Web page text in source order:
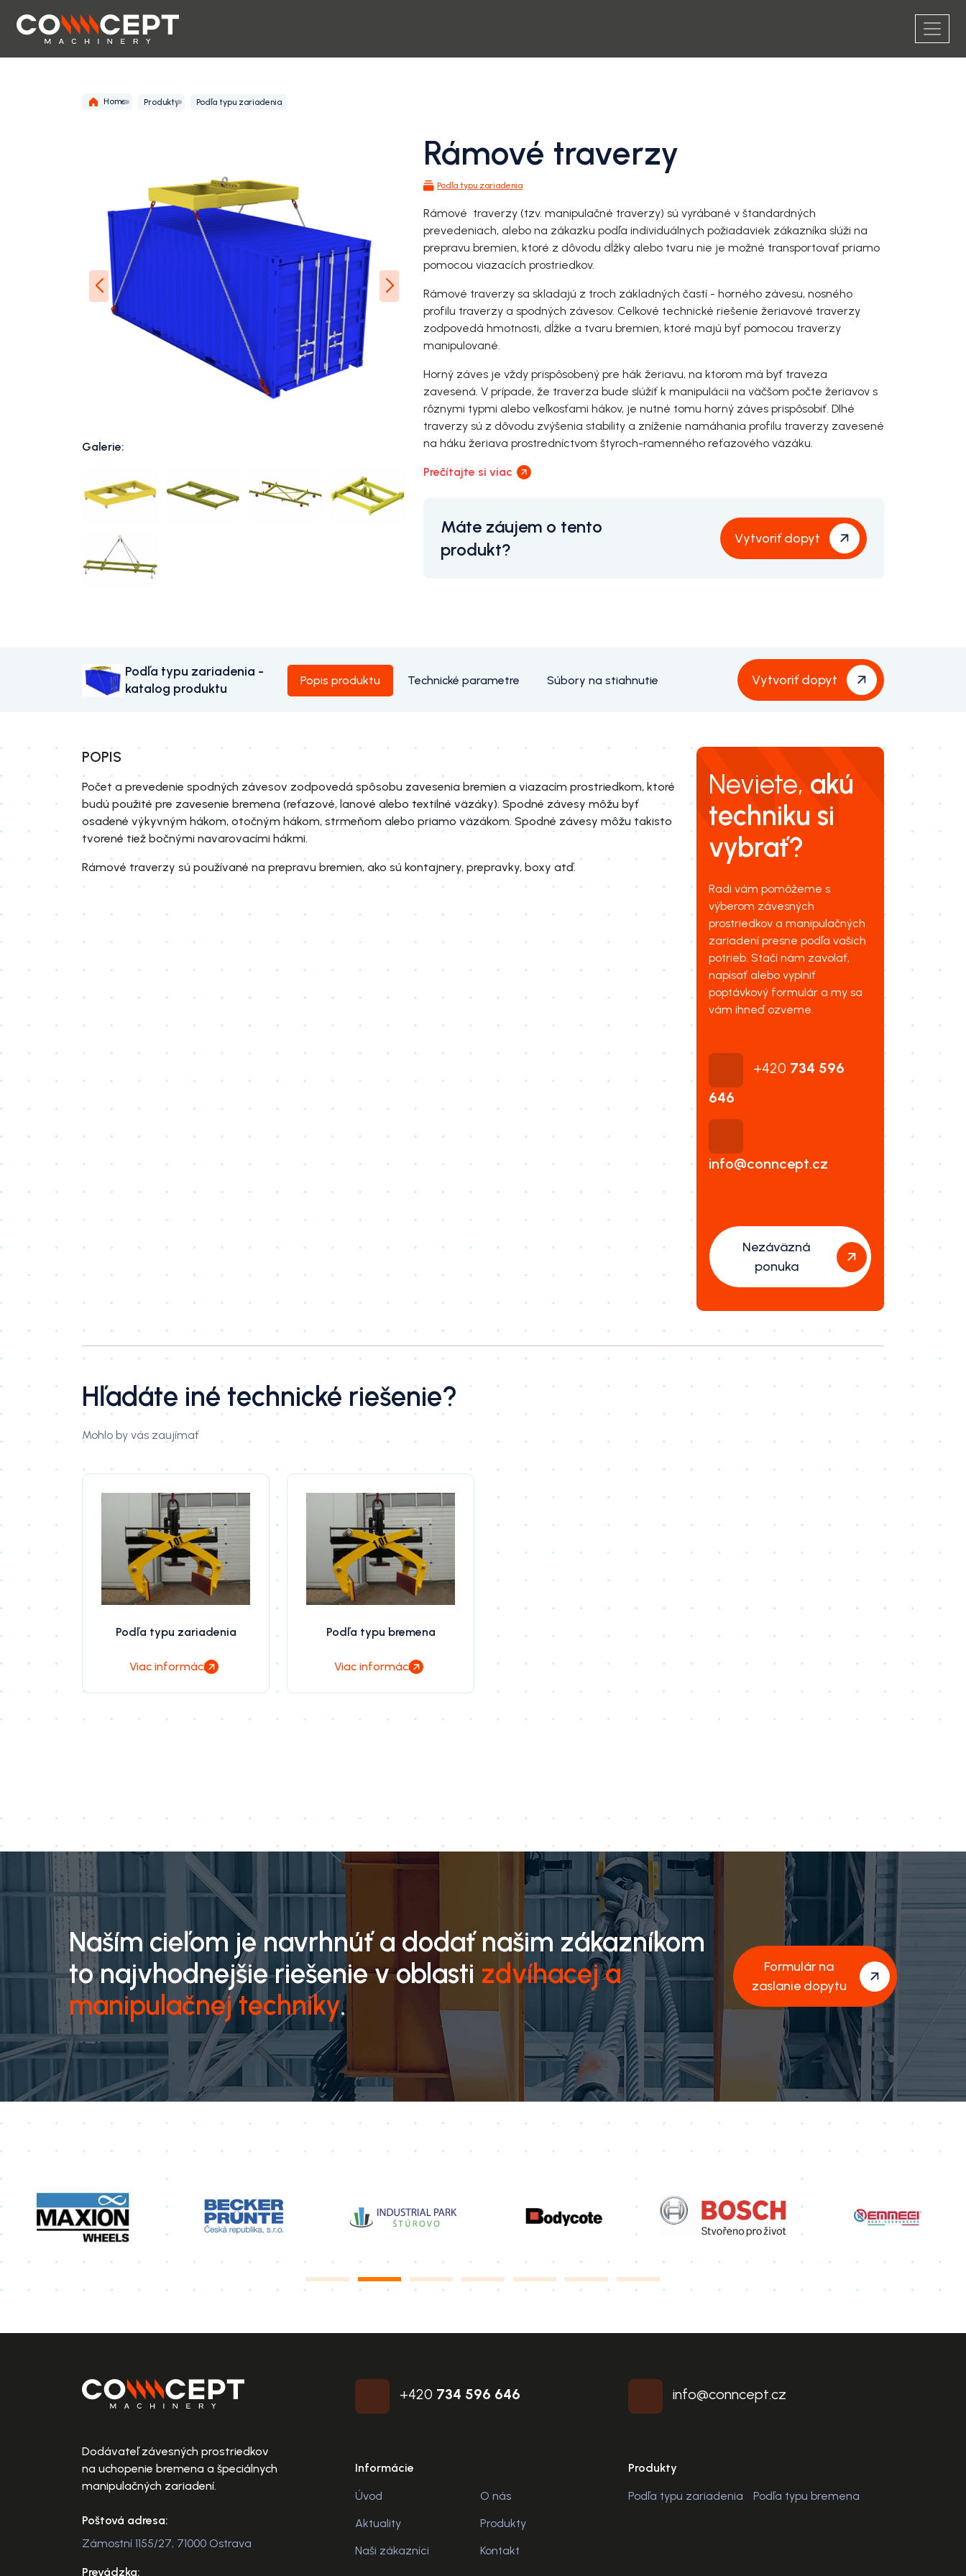
Home Produkty Podľa typu zariadenia
Galerie:
Rámové traverzy
Podľa typu zariadenia
Rámové traverzy (tzv. manipulačné traverzy) sú vyrábané v štandardných
prevedeniach, alebo na zákazku podľa individuálnych požiadaviek zákazníka slúži na
prepravu bremien, ktoré z dôvodu dĺžky alebo tvaru nie je možné transportovať priamo
pomocou viazacích prostriedkov.
Rámové traverzy sa skladajú z troch základných častí - horného závesu, nosného
profilu traverzy a spodných závesov. Celkové technické riešenie žeriavové traverzy
zodpovedá hmotnosti, dĺžke a tvaru bremien, ktoré majú byť pomocou traverzy
manipulované.
Horný záves je vždy prispôsobený pre hák žeriavu, na ktorom má byť traveza
zavesená. V prípade, že traverza bude slúžiť k manipulácii na väčšom počte žeriavov s
rôznymi typmi alebo veľkosťami hákov, je nutné tomu horný záves prispôsobiť. Dlhé
traverzy sú z dôvodu zvýšenia stability a zníženie namáhania profilu traverzy zavesené
na háku žeriava prostredníctvom štyroch-ramenného reťazového väzáku.
Prečítajte si viac
Máte záujem o tento
produkt?
Vytvoriť dopyt
Podľa typu zariadenia -
katalog produktu
Popis produktu Technické parametre Súbory na stiahnutie Vytvoriť dopyt
POPIS
Počet a prevedenie spodných závesov zodpovedá spôsobu zavesenia bremien a viazacím prostriedkom, ktoré
budú použité pre zavesenie bremena (reťazové, lanové alebo textilné väzáky). Spodné závesy môžu byť
osadené výkyvným hákom, otočným hákom, strmeňom alebo priamo väzákom. Spodné závesy môžu takisto
tvorené tiež bočnými navarovacími hákmi.
Rámové traverzy sú používané na prepravu bremien, ako sú kontajnery, prepravky, boxy atď.
Neviete, akú
techniku si
vybrať?
Radi vám pomôžeme s
výberom závesných
prostriedkov a manipulačných
zariadení presne podľa vašich
potrieb. Stačí nám zavolať,
napísať alebo vyplniť
poptávkový formulár a my sa
vám ihneď ozveme.
+420 734 596
646
info@conncept.cz
Nezáväzná
ponuka
Hľadáte iné technické riešenie?
Mohlo by vás zaujímať
Podľa typu zariadenia
Viac informácií
Podľa typu bremena
Viac informácií
Naším cieľom je navrhnúť a dodať našim zákazníkom
to najvhodnejšie riešenie v oblasti zdvíhacej a
manipulačnej techniky.
Formulár na
zaslanie dopytu
Dodávateľ závesných prostriedkov
na uchopenie bremena a špeciálnych
manipulačných zariadení.
Poštová adresa:
Zámostní 1155/27, 71000 Ostrava
Prevádzka:
+420 734 596 646
Informácie
Úvod
O nás
Aktuality
Produkty
Naši zákazníci
Kontakt
info@conncept.cz
Produkty
Podľa typu zariadenia Podľa typu bremena